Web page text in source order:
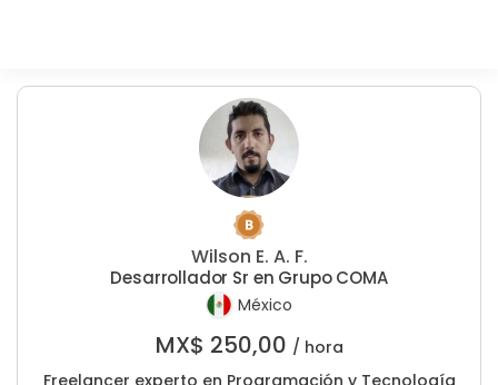
Wilson E. A. F.
Desarrollador Sr en Grupo COMA
México
MX$ 250,00 / hora
Freelancer experto en Programación y Tecnología